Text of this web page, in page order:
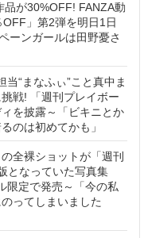
が30%OFF! FANZA動
」第2弾を明日1日
ーンガールは田野憂さ
当“まなふぃ”こと真中ま
戦! 「週刊プレイボー
を披露～「ビキニとか
のは初めてかも」
全裸ショットが「週刊
となっていた写真集
限定で発売～「今の私
ってしまいました